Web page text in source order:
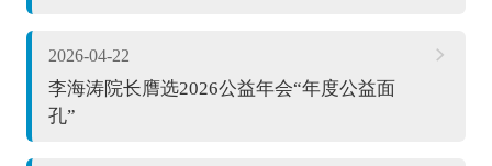
2026-04-22
李海涛院长膺选2026公益年会“年度公益面
孔”